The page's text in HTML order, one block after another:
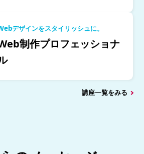
デザインをスタイリッシュに。
制作プロフェッショナ
講座一覧をみる